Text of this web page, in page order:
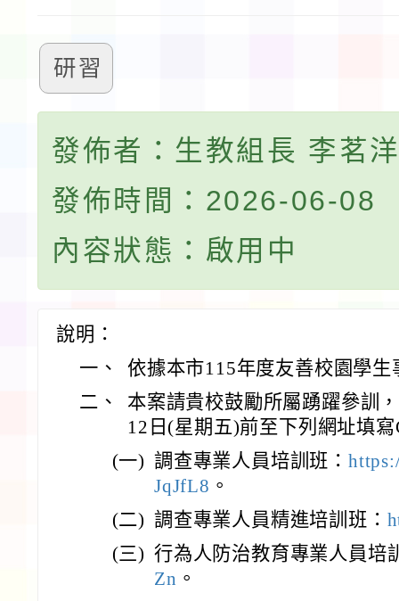
研習
發佈者：生教組長 李茗
發佈時間：2026-06-08
內容狀態：啟用中
說明：
一、
依據本市115年度友善校園學
二、
本案請貴校鼓勵所屬踴躍參訓
12日(星期五)前至下列網址填
(一) 調查專業人員培訓班：
JqJfL8 。
(二) 調查專業人員精進培訓班：
(三) 行為人防治教育專業人員培
Zn 。